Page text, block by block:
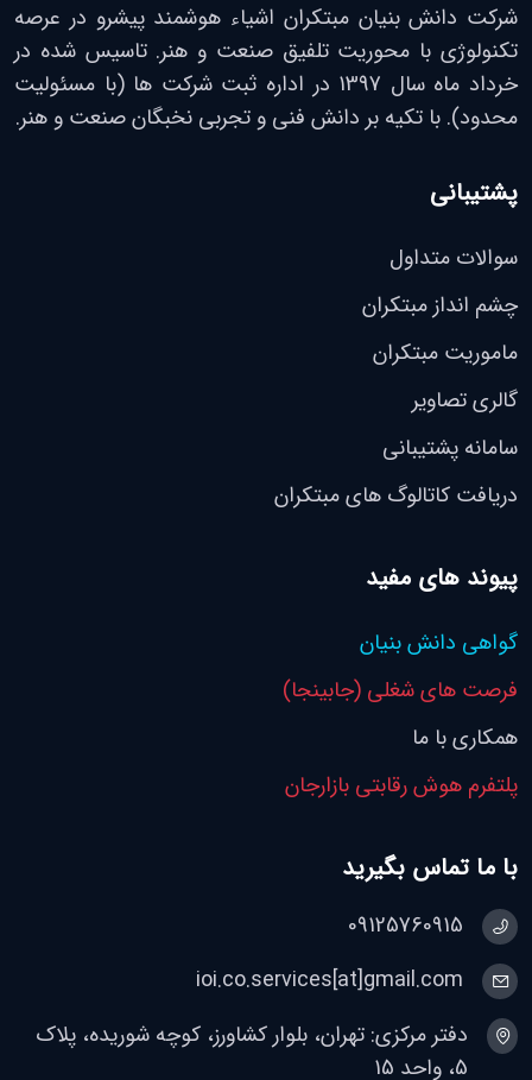
شرکت دانش بنیان مبتکران اشیاء هوشمند پیشرو در عرصه
تکنولوژی با محوریت تلفیق صنعت و هنر. تاسیس شده در
خرداد ماه سال 1397 در اداره ثبت شرکت ها (با مسئولیت
محدود). با تکیه بر دانش فنی و تجربی نخبگان صنعت و هنر.
پشتیبانی
سوالات متداول
چشم انداز مبتکران
ماموریت مبتکران
گالری تصاویر
سامانه پشتیبانی
دریافت کاتالوگ های مبتکران
پیوند های مفید
گواهی دانش بنیان
فرصت های شغلی (جابینجا)
همکاری با ما
پلتفرم هوش رقابتی بازارجان
با ما تماس بگیرید
09125760915
ioi.co.services[at]gmail.com
دفتر مرکزی: تهران، بلوار کشاورز، کوچه شوریده، پلاک
5، واحد 15